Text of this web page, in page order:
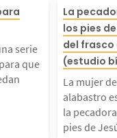
y sabes
la líne
el
para
tú y tus
pasar
serie
que
La
La
los pies
del
(estudio
La mujer
alabastro
la
pies de